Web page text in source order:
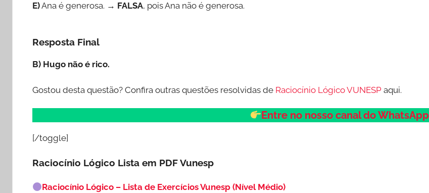
E)Ana é generosa. → FALSA, pois Ana não é generosa.
Resposta Final
B) Hugo não é rico.
Gostou desta questão? Confira outras questões resolvidas de Raciocínio Lógico VUNESP aqui.
Entre no nosso canal do WhatsApp
[/toggle]
Raciocínio Lógico Lista em PDFVunesp
Raciocínio Lógico – Lista de Exercícios Vunesp (Nível Médio)